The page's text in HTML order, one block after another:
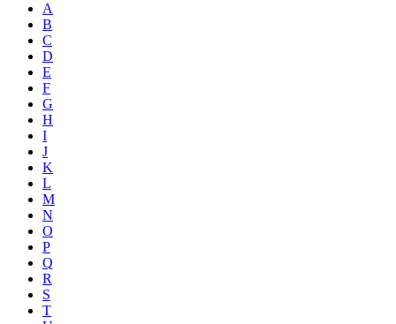
A
B
C
D
E
F
G
H
I
J
K
L
M
N
O
P
Q
R
S
T